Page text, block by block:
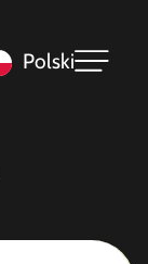
Polski